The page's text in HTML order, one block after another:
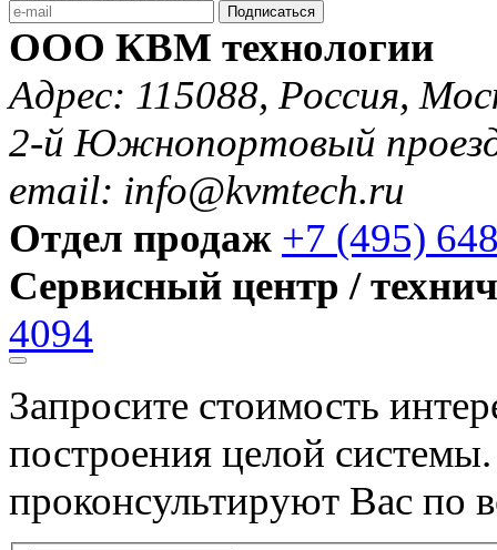
Подписаться
ООО КВМ технологии
Адрес: 115088, Россия,
2-й Южнопортовый
email: info@kvmtech.ru
Отдел продаж +7 (495)
Сервисный центр /
4094
Запросите стоимость
построения целой
проконсультируют Вас по